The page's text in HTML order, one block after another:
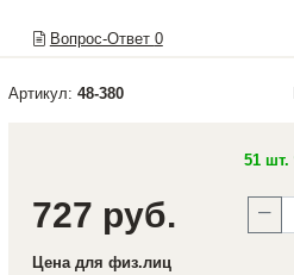
Вопрос-Ответ 0
Артикул: 48-380
51 шт.
727 руб.
Цена для физ.лиц